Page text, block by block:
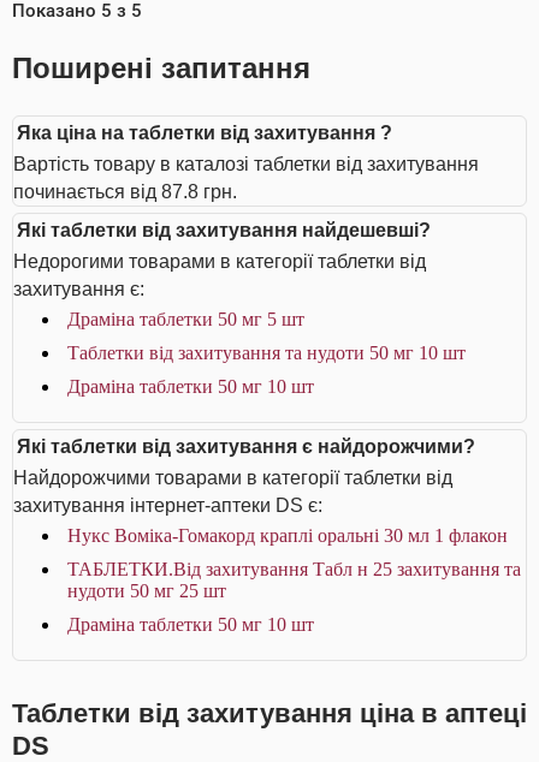
Показано 5 з 5
Поширені запитання
Яка ціна на таблетки від захитування ?
Вартість товару в каталозі таблетки від захитування
починається від 87.8 грн.
Які таблетки від захитування найдешевші?
Недорогими товарами в категорії таблетки від
захитування є:
Драміна таблетки 50 мг 5 шт
Таблетки від захитування та нудоти 50 мг 10 шт
Драміна таблетки 50 мг 10 шт
Які таблетки від захитування є найдорожчими?
Найдорожчими товарами в категорії таблетки від
захитування інтернет-аптеки DS є:
Нукс Воміка-Гомакорд краплі оральні 30 мл 1 флакон
ТАБЛЕТКИ.Від захитування Табл н 25 захитування та
нудоти 50 мг 25 шт
Драміна таблетки 50 мг 10 шт
Таблетки від захитування ціна в аптеці
DS